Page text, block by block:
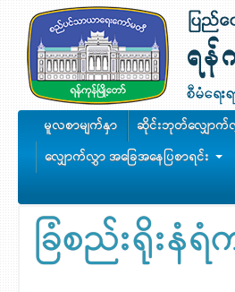
မူလစာမျက်နှာ ဆိုင်းဘုတ်လျှော
လျှောက်လွှာ အခြေအနေပြစာရင်း
ခြံစည်းရိုးနံ